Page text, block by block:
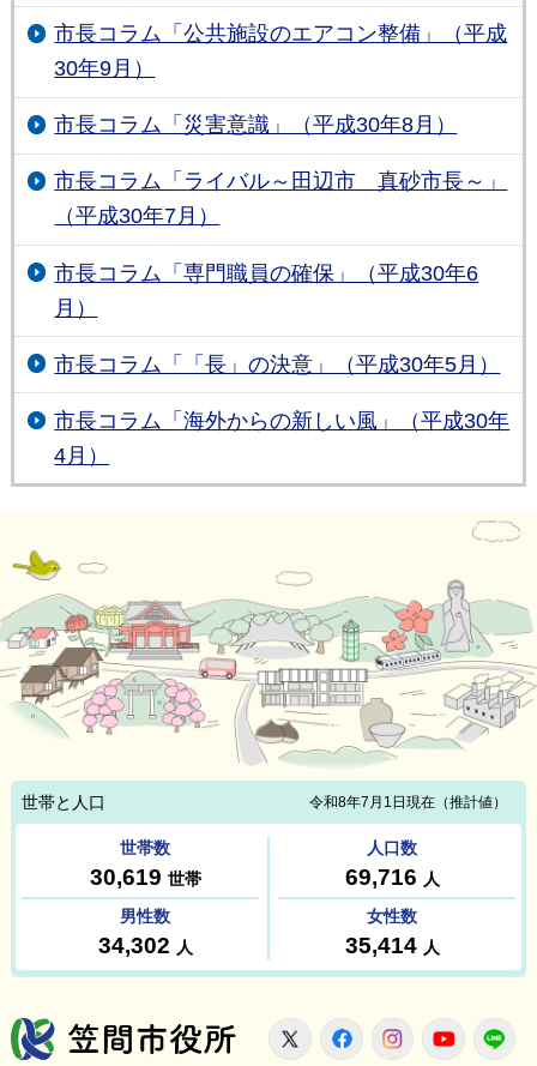
市長コラム「公共施設のエアコン整備」（平成
30年9月）
市長コラム「災害意識」（平成30年8月）
市長コラム「ライバル～田辺市 真砂市長～」
（平成30年7月）
市長コラム「専門職員の確保」（平成30年6
月）
市長コラム「「長」の決意」（平成30年5月）
市長コラム「海外からの新しい風」（平成30年
4月）
笠間市役所
X FacebookInstagram